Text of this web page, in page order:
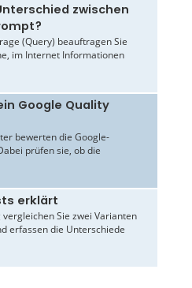
zwischen
(Query) beauftragen Sie
im Internet Informationen
Google Quality
bewerten die Google-
prüfen sie, ob die
erklärt
Sie zwei Varianten
erfassen die Unterschiede